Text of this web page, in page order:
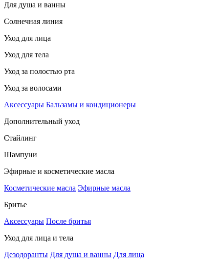
Для душа и ванны
Солнечная линия
Уход для лица
Уход для тела
Уход за полостью рта
Уход за волосами
Аксессуары Бальзамы и кондиционеры
Дополнительный уход
Стайлинг
Шампуни
Эфирные и косметические масла
Косметические масла Эфирные масла
Бритье
Аксессуары После бритья
Уход для лица и тела
Дезодоранты Для душа и ванны Для лица